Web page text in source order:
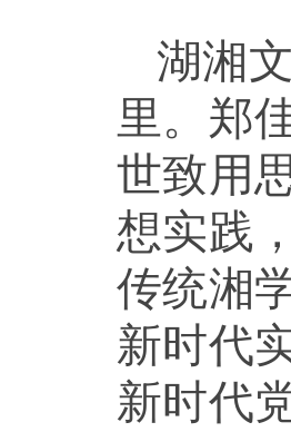
湖湘
里。郑
世致用
想实践
传统湘
新时代
新时代